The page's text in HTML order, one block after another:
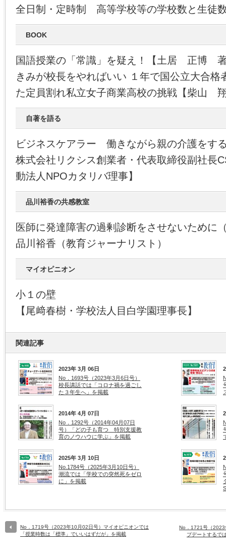
全日制・定時制 高等学校等の学校数と生徒
BOOK
国語授業の「常識」を疑え！【土居 正博
きみが校長をやればいい １年で国公立大合
た定員割れ私立女子商業高校の挑戦【柴山
自著を語る
ビジネスケアラー 働きながら親の介護をす
株式会社リクシス創業者・代表取締役副社長
動法人NPOカタリバ理事】
品川裕香の共感教室
医師に発達障害の過剰診断をさせないために
品川裕香（教育ジャーナリスト）
マイオピニオン
小１の壁
【尾﨑春樹・学校法人目白学園理事長】
関連記事
2023年 3月 06日
No．1693号（2023年3月6日号）
校長講話では「コロナ禍を過ごし
た３年生へ」を掲載
2014年 4月 07日
No．1292号（2014年04月07日
号）「どの子も育つ 特別支援教
育のノウハウに学ぶ」を掲載
2025年 3月 10日
No.1784号（2025年3月10日号）
潮流では「学校での突然死をゼロ
に」を掲載
No．1719号（2023年10月02日号）マイオピニオンでは
「授業時数は「標準」でいいはずだが」を掲載
No．1721号（2023
プデートするで